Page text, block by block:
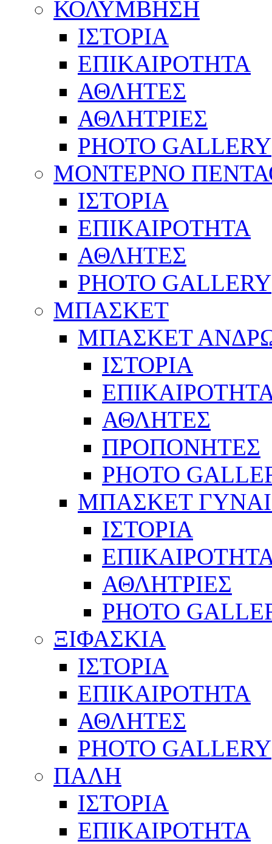
ΚΟΛΥΜΒΗΣΗ
ΙΣΤΟΡΙΑ
ΕΠΙΚΑΙΡΟΤΗΤΑ
ΑΘΛΗΤΕΣ
ΑΘΛΗΤΡΙΕΣ
PHOTO GALLERY
ΜΟΝΤΕΡΝΟ
ΙΣΤΟΡΙΑ
ΕΠΙΚΑΙΡΟΤΗΤΑ
ΑΘΛΗΤΕΣ
PHOTO GALLERY
ΜΠΑΣΚΕΤ
ΜΠΑΣΚΕΤ
ΙΣΤΟΡΙΑ
ΑΘΛΗΤΕΣ
ΠΡΟΠΟΝΗΤΕΣ
PHOTO
ΜΠΑΣΚΕΤ
ΙΣΤΟΡΙΑ
ΑΘΛΗΤΡΙΕΣ
PHOTO
ΞΙΦΑΣΚΙΑ
ΙΣΤΟΡΙΑ
ΕΠΙΚΑΙΡΟΤΗΤΑ
ΑΘΛΗΤΕΣ
PHOTO GALLERY
ΠΑΛΗ
ΙΣΤΟΡΙΑ
ΕΠΙΚΑΙΡΟΤΗΤΑ